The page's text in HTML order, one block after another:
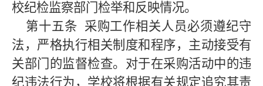
校纪检监察部门检举和反映情况。
第十五条 采购工作相关人员必须遵纪守
法，严格执行相关制度和程序，主动接受有
关部门的监督检查。对于在采购活动中的违
纪违法行为，学校将根据有关规定追究其责